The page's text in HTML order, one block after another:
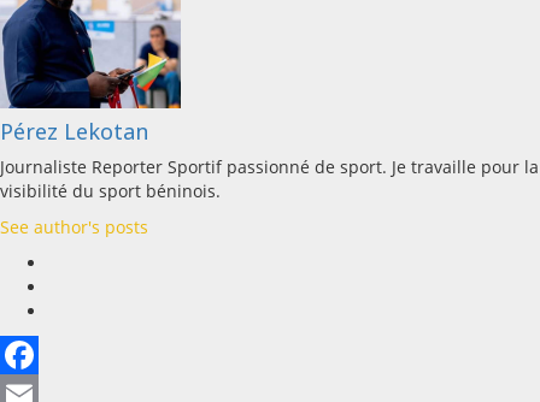
Pérez Lekotan
Journaliste Reporter Sportif passionné de sport. Je travaille pour la
visibilité du sport béninois.
See author's posts
Facebook